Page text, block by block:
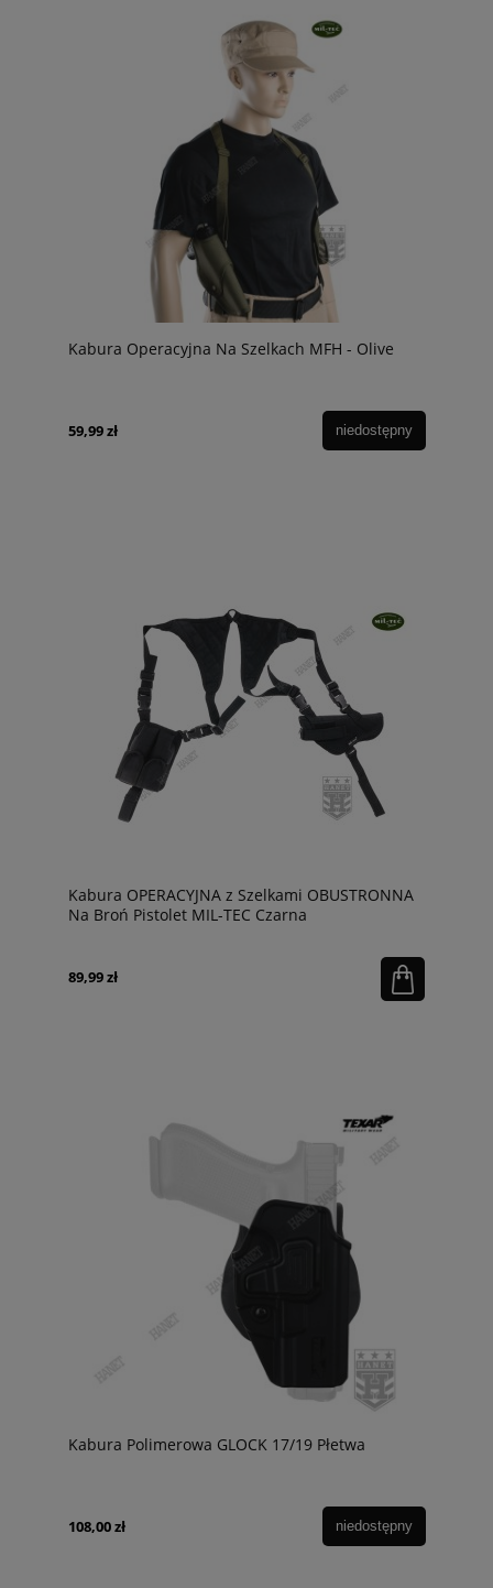
Kabura Operacyjna Na Szelkach MFH - Olive
59,99 zł niedostępny
Kabura OPERACYJNA z Szelkami OBUSTRONNA
Na Broń Pistolet MIL-TEC Czarna
89,99 zł
Kabura Polimerowa GLOCK 17/19 Płetwa
108,00 zł niedostępny